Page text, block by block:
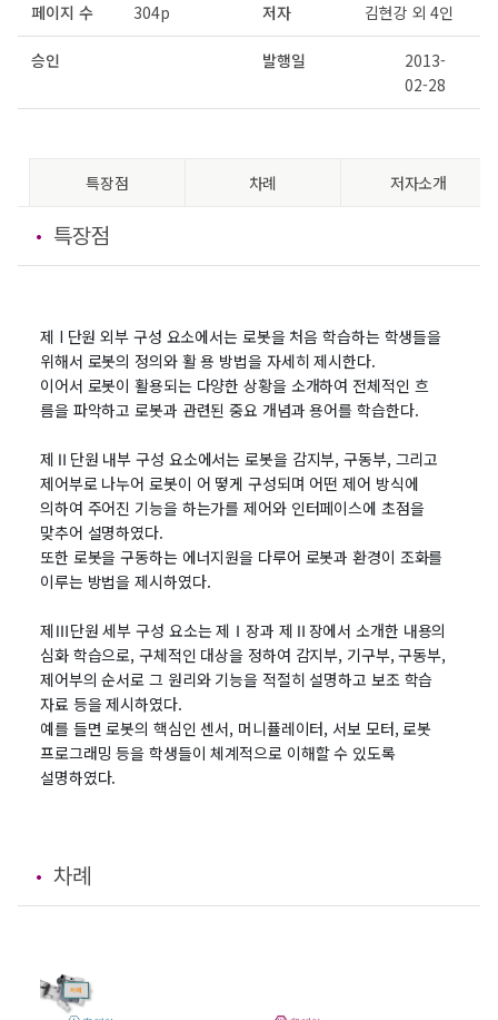
페이지 수 304p 저자 김현강 외 4인
승인 발행일
2013-
02-28
특장점 차례 저자소개
특장점
제 I 단원 외부 구성 요소에서는 로봇을 처음 학습하는 학생들을
위해서 로봇의 정의와 활 용 방법을 자세히 제시한다.
이어서 로봇이 활용되는 다양한 상황을 소개하여 전체적인 흐
름을 파악하고 로봇과 관련된 중요 개념과 용어를 학습한다.
제Ⅱ단원 내부 구성 요소에서는 로봇을 감지부, 구동부, 그리고
제어부로 나누어 로봇이 어 떻게 구성되며 어떤 제어 방식에
의하여 주어진 기능을 하는가를 제어와 인터페이스에 초점을
맞추어 설명하였다.
또한 로봇을 구동하는 에너지원을 다루어 로봇과 환경이 조화를
이루는 방법을 제시하였다.
제Ⅲ단원 세부 구성 요소는 제Ⅰ장과 제Ⅱ장에서 소개한 내용의
심화 학습으로, 구체적인 대상을 정하여 감지부, 기구부, 구동부,
제어부의 순서로 그 원리와 기능을 적절히 설명하고 보조 학습
자료 등을 제시하였다.
예를 들면 로봇의 핵심인 센서, 머니퓰레이터, 서보 모터, 로봇
프로그래밍 등을 학생들이 체계적으로 이해할 수 있도록
설명하였다.
차례